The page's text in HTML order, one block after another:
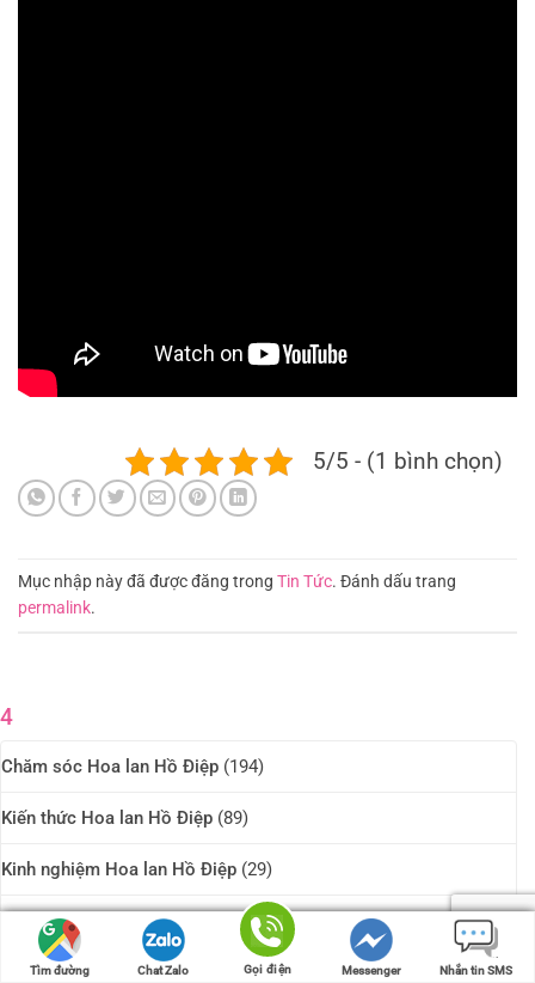
5/5 - (1 bình chọn)
Mục nhập này đã được đăng trong Tin Tức. Đánh dấu trang
permalink.
4
Chăm sóc Hoa lan Hồ Điệp (194)
Kiến thức Hoa lan Hồ Điệp (89)
Kinh nghiệm Hoa lan Hồ Điệp (29)
Tin Tức(163)
Tuyển dụng
Tìm đường Chat Zalo Gọi điện Messenger Nhắn tin SMS
Tìm đường Chat Zalo Gọi điện Messenger Nhắn tin SMS